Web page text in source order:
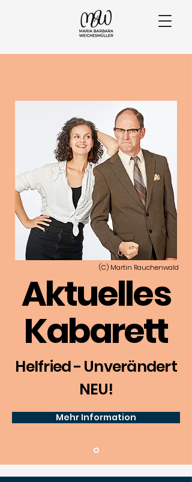
(C) Martin Rauchenwald
Aktuelles
Kabarett
Helfried - Unverändert
NEU!
Mehr Information